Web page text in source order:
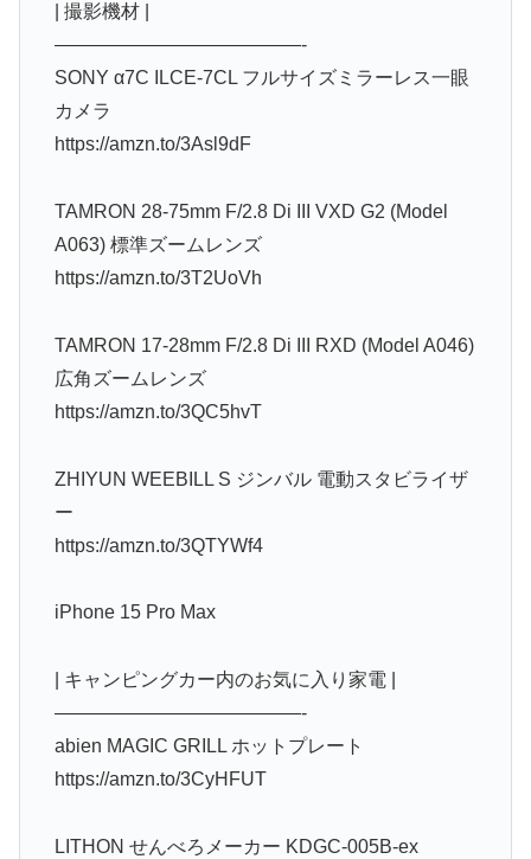
| 撮影機材 |
—————————————-
SONY α7C ILCE-7CL フルサイズミラーレス一眼
カメラ
https://amzn.to/3Asl9dF
TAMRON 28-75mm F/2.8 Di III VXD G2 (Model
A063) 標準ズームレンズ
https://amzn.to/3T2UoVh
TAMRON 17-28mm F/2.8 Di III RXD (Model A046)
広角ズームレンズ
https://amzn.to/3QC5hvT
ZHIYUN WEEBILL S ジンバル 電動スタビライザ
ー
https://amzn.to/3QTYWf4
iPhone 15 Pro Max
| キャンピングカー内のお気に入り家電 |
—————————————-
abien MAGIC GRILL ホットプレート
https://amzn.to/3CyHFUT
LITHON せんべろメーカー KDGC-005B-ex